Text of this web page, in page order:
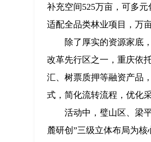
补充空间525万亩，可多
适配全品类林业项目，万
除了厚实的资源家底
改革先行区之一，重庆依
汇、树票质押等融资产品
式，简化流转流程，优化
活动中，璧山区、梁
麓研创”三级立体布局为